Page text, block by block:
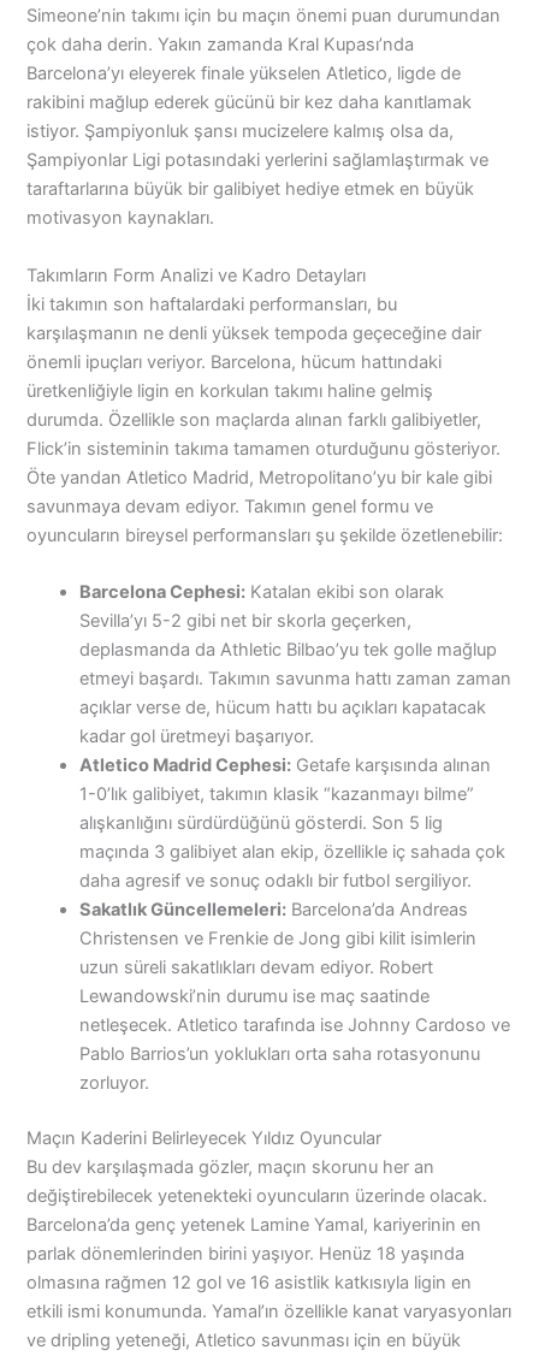
Simeone’nin takımı için bu maçın önemi puan durumundan
çok daha derin. Yakın zamanda Kral Kupası’nda
Barcelona’yı eleyerek finale yükselen Atletico, ligde de
rakibini mağlup ederek gücünü bir kez daha kanıtlamak
istiyor. Şampiyonluk şansı mucizelere kalmış olsa da,
Şampiyonlar Ligi potasındaki yerlerini sağlamlaştırmak ve
taraftarlarına büyük bir galibiyet hediye etmek en büyük
motivasyon kaynakları.
Takımların Form Analizi ve Kadro Detayları
İki takımın son haftalardaki performansları, bu
karşılaşmanın ne denli yüksek tempoda geçeceğine dair
önemli ipuçları veriyor. Barcelona, hücum hattındaki
üretkenliğiyle ligin en korkulan takımı haline gelmiş
durumda. Özellikle son maçlarda alınan farklı galibiyetler,
Flick’in sisteminin takıma tamamen oturduğunu gösteriyor.
Öte yandan Atletico Madrid, Metropolitano’yu bir kale gibi
savunmaya devam ediyor. Takımın genel formu ve
oyuncuların bireysel performansları şu şekilde özetlenebilir:
Barcelona Cephesi: Katalan ekibi son olarak
Sevilla’yı 5-2 gibi net bir skorla geçerken,
deplasmanda da Athletic Bilbao’yu tek golle mağlup
etmeyi başardı. Takımın savunma hattı zaman zaman
açıklar verse de, hücum hattı bu açıkları kapatacak
kadar gol üretmeyi başarıyor.
Atletico Madrid Cephesi: Getafe karşısında alınan
1-0’lık galibiyet, takımın klasik “kazanmayı bilme”
alışkanlığını sürdürdüğünü gösterdi. Son 5 lig
maçında 3 galibiyet alan ekip, özellikle iç sahada çok
daha agresif ve sonuç odaklı bir futbol sergiliyor.
Sakatlık Güncellemeleri: Barcelona’da Andreas
Christensen ve Frenkie de Jong gibi kilit isimlerin
uzun süreli sakatlıkları devam ediyor. Robert
Lewandowski’nin durumu ise maç saatinde
netleşecek. Atletico tarafında ise Johnny Cardoso ve
Pablo Barrios’un yoklukları orta saha rotasyonunu
zorluyor.
Maçın Kaderini Belirleyecek Yıldız Oyuncular
Bu dev karşılaşmada gözler, maçın skorunu her an
değiştirebilecek yetenekteki oyuncuların üzerinde olacak.
Barcelona’da genç yetenek Lamine Yamal, kariyerinin en
parlak dönemlerinden birini yaşıyor. Henüz 18 yaşında
olmasına rağmen 12 gol ve 16 asistlik katkısıyla ligin en
etkili ismi konumunda. Yamal’ın özellikle kanat varyasyonları
ve dripling yeteneği, Atletico savunması için en büyük